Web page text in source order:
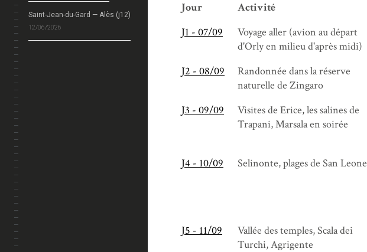
Saint-Jean-du-Gard — Alès (j12)
12/06/2026
Jour Activité
J1 - 07/09
Voyage aller (avion au départ
d'Orly en milieu d'après midi)
J2 - 08/09
Randonnée dans la réserve
naturelle de Zingaro
J3 - 09/09
Visites de Erice, les salines de
Trapani, Marsala en soirée
J4 - 10/09 Selinonte, plages de San Leone
J5 - 11/09
Vallée des temples, Scala dei
Turchi, Agrigente